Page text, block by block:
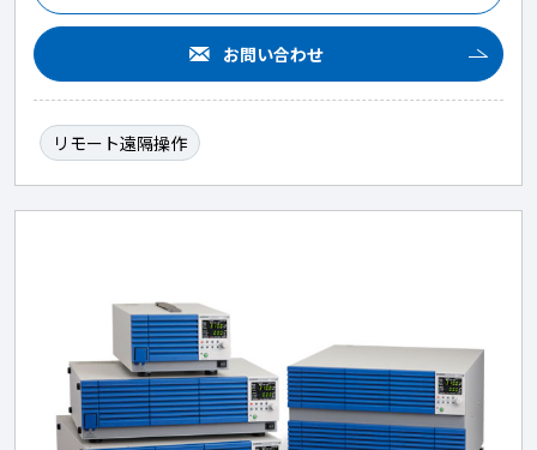
お問い合わせ
リモート遠隔操作